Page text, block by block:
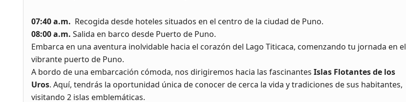
07:40 a.m. Recogida desde hoteles situados en el centro de la ciudad de Puno.
08:00 a.m. Salida en barco desde Puerto de Puno.
Embarca en una aventura inolvidable hacia el corazón del Lago Titicaca, comenzando tu jornada en el
vibrante puerto de Puno.
A bordo de una embarcación cómoda, nos dirigiremos hacia las fascinantes Islas Flotantes de los
Uros. Aquí, tendrás la oportunidad única de conocer de cerca la vida y tradiciones de sus habitantes,
visitando 2 islas emblemáticas.